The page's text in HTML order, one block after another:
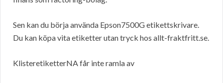
Sen kan du börja använda Epson7500G etikettskrivare.
Du kan köpa vita etiketter utan tryck hos allt-fraktfritt.se.
KlisteretiketterNA får inte ramla av